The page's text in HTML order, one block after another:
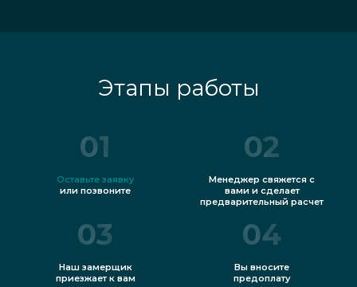
Этапы работы
01
Оставьте заявку
или позвоните
02
Менеджер свяжется с
вами и сделает
предварительный расчет
03
Наш замерщик
приезжает к вам
04
Вы вносите
предоплату